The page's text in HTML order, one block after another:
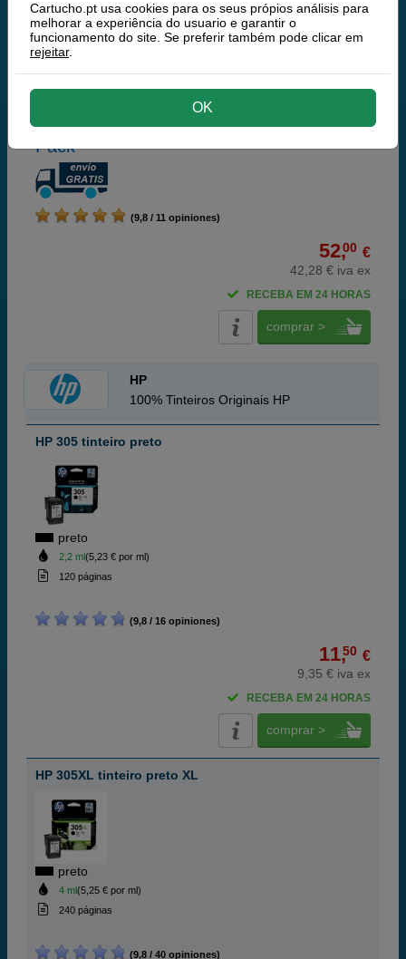
Poupe 63%
Q-Nomic 305XL (3YM62AE) tinteiro preto XL
Q-Nomic 305XL (3YM63AE) tinteiro cores XL 15 ml
Pack
(9,8 / 11 opiniones)
52,00 €
42,28 € iva ex
RECEBA EM 24 HORAS
comprar >
HP
100% Tinteiros Originais HP
HP 305 tinteiro preto
preto
2,2 ml(5,23 € por ml)
120 páginas
(9,8 / 16 opiniones)
11,50 €
9,35 € iva ex
RECEBA EM 24 HORAS
comprar >
HP 305XL tinteiro preto XL
preto
4 ml(5,25 € por ml)
240 páginas
(9,8 / 40 opiniones)
Cartucho.pt usa cookies para os seus própios análisis para
melhorar a experiência do usuario e garantir o
funcionamento do site. Se preferir também pode clicar em
rejeitar.
OK